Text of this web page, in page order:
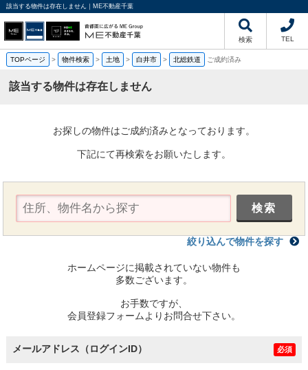
該当する物件は存在しません｜ME不動産千葉
検索 TEL
TOPページ > 物件検索 > 土地 > 白井市 > 北総鉄道 ご成約済み
該当する物件は存在しません
お探しの物件はご成約済みとなっております。
下記にて再検索をお願いたします。
絞り込んで物件を探す
ホームページに掲載されていない物件も
多数ございます。
お手数ですが、
会員登録フォームよりお問合せ下さい。
メールアドレス（ログインID） 必須